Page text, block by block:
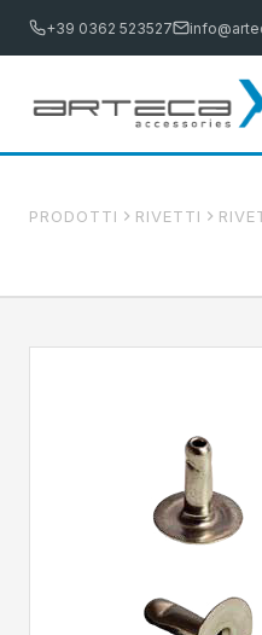
+39 0362 523527
PRODOTTI RIVETTI